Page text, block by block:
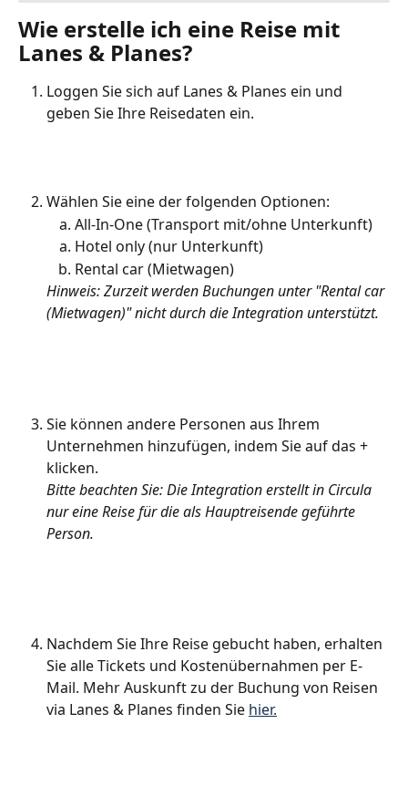
Wie erstelle ich eine Reise mit
Lanes & Planes?
Loggen Sie sich auf Lanes & Planes ein und
geben Sie Ihre Reisedaten ein.
Wählen Sie eine der folgenden Optionen:
All-In-One (Transport mit/ohne Unterkunft)
Hotel only (nur Unterkunft)
Rental car (Mietwagen)
Hinweis: Zurzeit werden Buchungen unter "Rental car
(Mietwagen)" nicht durch die Integration unterstützt.
Sie können andere Personen aus Ihrem
Unternehmen hinzufügen, indem Sie auf das +
klicken.
Bitte beachten Sie: Die Integration erstellt in Circula
nur eine Reise für die als Hauptreisende geführte
Person.
Nachdem Sie Ihre Reise gebucht haben, erhalten
Sie alle Tickets und Kostenübernahmen per E-
Mail. Mehr Auskunft zu der Buchung von Reisen
via Lanes & Planes finden Sie hier.